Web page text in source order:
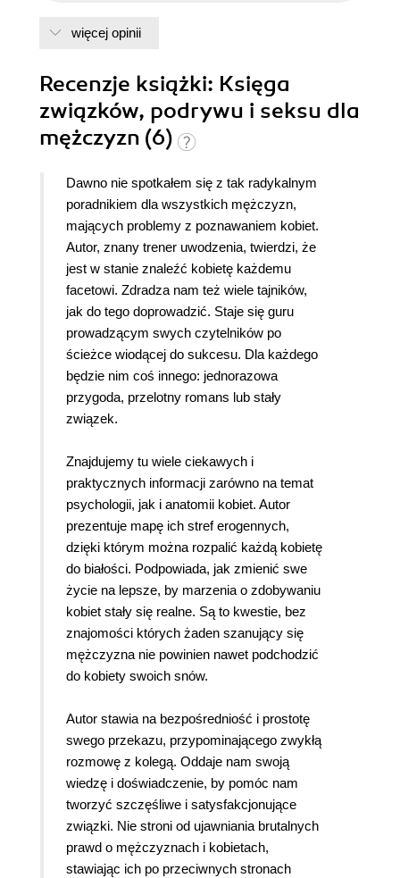
więcej opinii
Recenzje książki: Księga
związków, podrywu i seksu dla
mężczyzn (6)
Dawno nie spotkałem się z tak radykalnym
poradnikiem dla wszystkich mężczyzn,
mających problemy z poznawaniem kobiet.
Autor, znany trener uwodzenia, twierdzi, że
jest w stanie znaleźć kobietę każdemu
facetowi. Zdradza nam też wiele tajników,
jak do tego doprowadzić. Staje się guru
prowadzącym swych czytelników po
ścieżce wiodącej do sukcesu. Dla każdego
będzie nim coś innego: jednorazowa
przygoda, przelotny romans lub stały
związek.
Znajdujemy tu wiele ciekawych i
praktycznych informacji zarówno na temat
psychologii, jak i anatomii kobiet. Autor
prezentuje mapę ich stref erogennych,
dzięki którym można rozpalić każdą kobietę
do białości. Podpowiada, jak zmienić swe
życie na lepsze, by marzenia o zdobywaniu
kobiet stały się realne. Są to kwestie, bez
znajomości których żaden szanujący się
mężczyzna nie powinien nawet podchodzić
do kobiety swoich snów.
Autor stawia na bezpośredniość i prostotę
swego przekazu, przypominającego zwykłą
rozmowę z kolegą. Oddaje nam swoją
wiedzę i doświadczenie, by pomóc nam
tworzyć szczęśliwe i satysfakcjonujące
związki. Nie stroni od ujawniania brutalnych
prawd o mężczyznach i kobietach,
stawiając ich po przeciwnych stronach